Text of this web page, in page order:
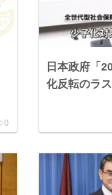
0
日本政府「
化反転のラ